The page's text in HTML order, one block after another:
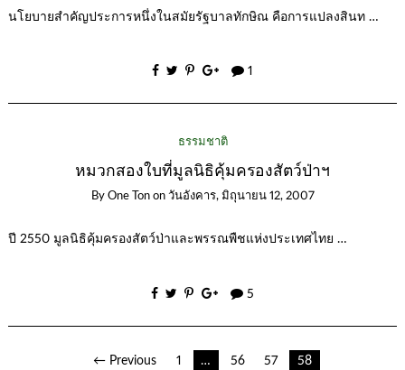
นโยบายสำคัญประการหนึ่งในสมัยรัฐบาลทักษิณ คือการแปลงสินท …
1
ธรรมชาติ
หมวกสองใบที่มูลนิธิคุ้มครองสัตว์ป่าฯ
By One Ton on วันอังคาร, มิถุนายน 12, 2007
ปี 2550 มูลนิธิคุ้มครองสัตว์ป่าและพรรณพืชแห่งประเทศไทย …
5
← Previous 1 … 56 57 58